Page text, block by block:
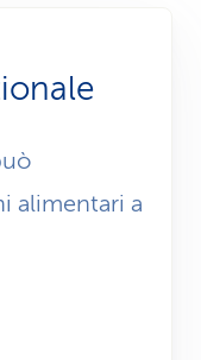
alimentari a